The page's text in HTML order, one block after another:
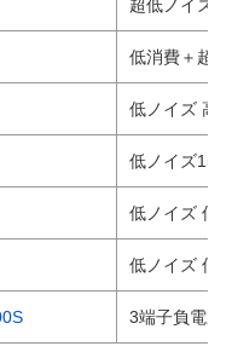
超低ノイズ
低消費＋超
低ノイズ 高
低ノイズ
低ノイズ 低
低ノイズ 低
3端子負電圧